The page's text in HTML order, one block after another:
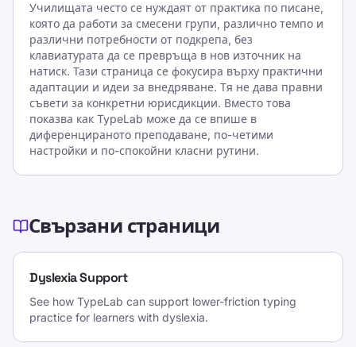
Училищата често се нуждаят от практика по писане,
която да работи за смесени групи, различно темпо и
различни потребности от подкрепа, без
клавиатурата да се превръща в нов източник на
натиск. Тази страница се фокусира върху практични
адаптации и идеи за внедряване. Тя не дава правни
съвети за конкретни юрисдикции. Вместо това
показва как TypeLab може да се впише в
диференцираното преподаване, по-четими
настройки и по-спокойни класни рутини.
Свързани страници
Dyslexia Support
See how TypeLab can support lower-friction typing
practice for learners with dyslexia.